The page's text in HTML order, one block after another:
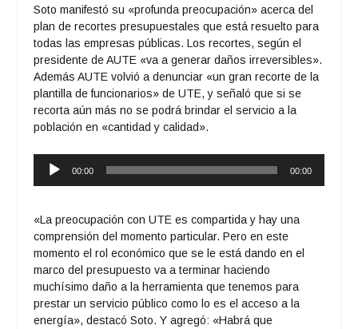
Soto manifestó su «profunda preocupación» acerca del
plan de recortes presupuestales que está resuelto para
todas las empresas públicas. Los recortes, según el
presidente de AUTE «va a generar daños irreversibles».
Además AUTE volvió a denunciar «un gran recorte de la
plantilla de funcionarios» de UTE, y señaló que si se
recorta aún más no se podrá brindar el servicio a la
población en «cantidad y calidad».
Reproductor
00:00 00:00
«La preocupación con UTE es compartida y hay una
comprensión del momento particular. Pero en este
momento el rol económico que se le está dando en el
marco del presupuesto va a terminar haciendo
muchísimo daño a la herramienta que tenemos para
prestar un servicio público como lo es el acceso a la
energía», destacó Soto. Y agregó: «Habrá que